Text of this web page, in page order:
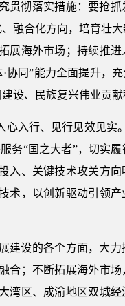
贯彻落实措施：要抢
融合化方向，培育壮大
展海外市场；持续推
同”能力全面提升，
设、民族复兴伟业贡献
入行、见行见效见实
务“国之大者”，切实
入、关键技术攻关方
术，以创新驱动引领
设的各个方面，大力
合；不断拓展海外市
湾区、成渝地区双城